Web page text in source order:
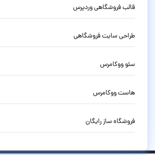
قالب فروشگاهی وردپرس
طراحی سایت فروشگاهی
سئو ووکامرس
هاست ووکامرس
فروشگاه ساز رایگان